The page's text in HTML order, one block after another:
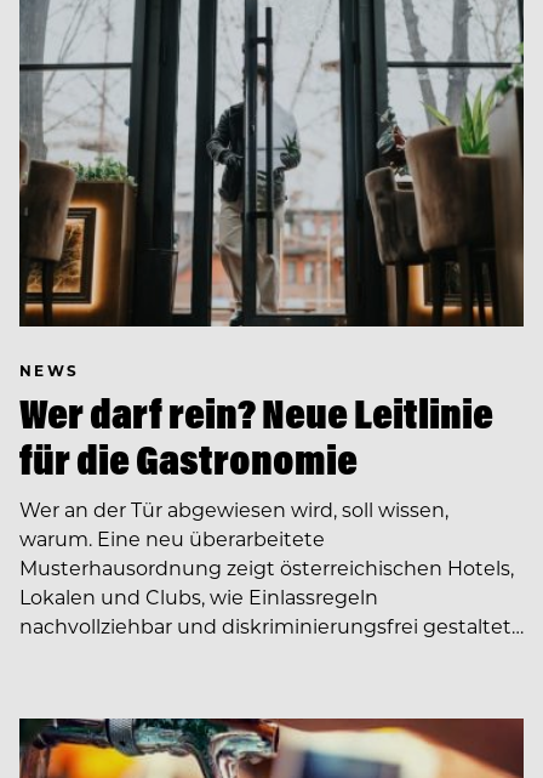
NEWS
Wer darf rein? Neue Leitlinie
für die Gastronomie
Wer an der Tür abgewiesen wird, soll wissen,
warum. Eine neu überarbeitete
Musterhausordnung zeigt österreichischen Hotels,
Lokalen und Clubs, wie Einlassregeln
nachvollziehbar und diskriminierungsfrei gestaltet…